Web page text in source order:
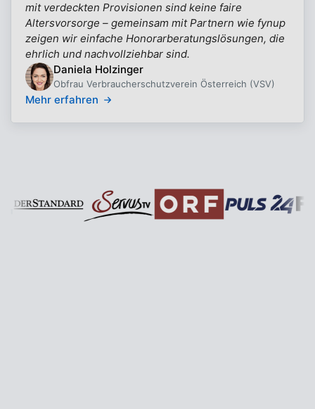
mit verdeckten Provisionen sind keine faire
Altersvorsorge – gemeinsam mit Partnern wie fynup
zeigen wir einfache Honorarberatungslösungen, die
ehrlich und nachvollziehbar sind.
Daniela Holzinger
Obfrau Verbraucherschutzverein Österreich (VSV)
Mehr erfahren